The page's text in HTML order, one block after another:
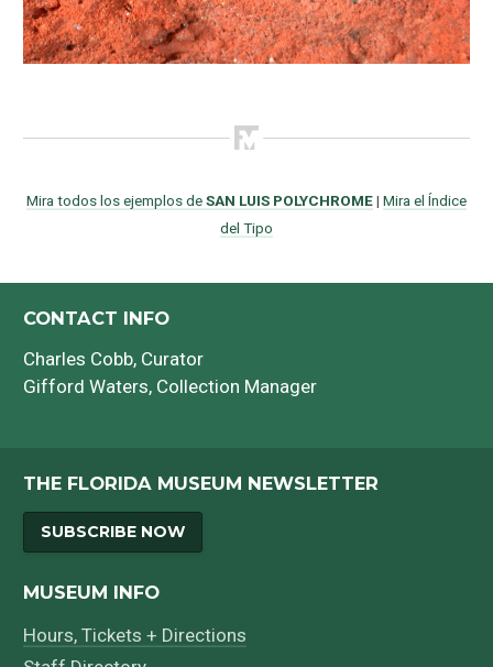
Mira todos los ejemplos deSAN LUIS POLYCHROME| Mira el Índice
del Tipo
CONTACT INFO
Charles Cobb, Curator
Gifford Waters, Collection Manager
THE FLORIDA MUSEUM NEWSLETTER
SUBSCRIBE NOW
MUSEUM INFO
Hours, Tickets + Directions